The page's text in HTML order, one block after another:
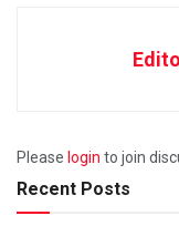
Please login to join
Recent Posts